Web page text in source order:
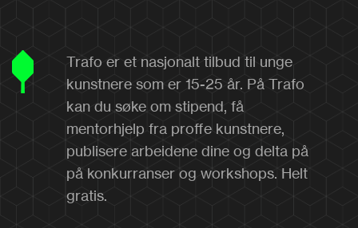
Trafo er et nasjonalt tilbud til unge
kunstnere som er 15-25 år. På Trafo
kan du søke om stipend, få
mentorhjelp fra proffe kunstnere,
publisere arbeidene dine og delta på
på konkurranser og workshops. Helt
gratis.